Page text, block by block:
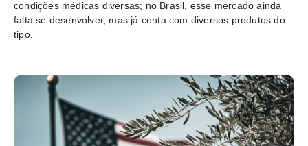
condições médicas diversas; no Brasil, esse mercado ainda
falta se desenvolver, mas já conta com diversos produtos do
tipo.